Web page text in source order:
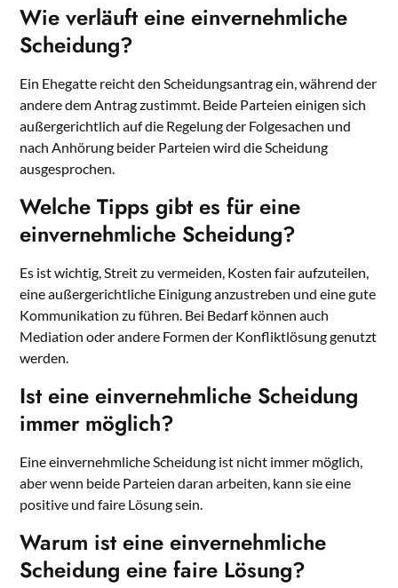
Wie verläuft eine einvernehmliche
Scheidung?
Ein Ehegatte reicht den Scheidungsantrag ein, während der
andere dem Antrag zustimmt. Beide Parteien einigen sich
außergerichtlich auf die Regelung der Folgesachen und
nach Anhörung beider Parteien wird die Scheidung
ausgesprochen.
Welche Tipps gibt es für eine
einvernehmliche Scheidung?
Es ist wichtig, Streit zu vermeiden, Kosten fair aufzuteilen,
eine außergerichtliche Einigung anzustreben und eine gute
Kommunikation zu führen. Bei Bedarf können auch
Mediation oder andere Formen der Konfliktlösung genutzt
werden.
Ist eine einvernehmliche Scheidung
immer möglich?
Eine einvernehmliche Scheidung ist nicht immer möglich,
aber wenn beide Parteien daran arbeiten, kann sie eine
positive und faire Lösung sein.
Warum ist eine einvernehmliche
Scheidung eine faire Lösung?